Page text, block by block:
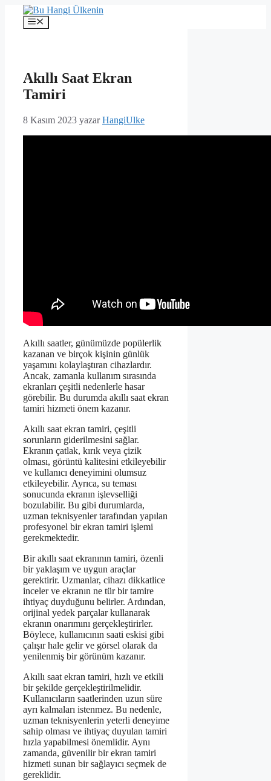
İçeriğe
Menü
Akıllı Saat Ekran
Tamiri
8 Kasım 2023 yazarHangiUlke
Akıllı saatler, günümüzde popülerlik
kazanan ve birçok kişinin günlük
yaşamını kolaylaştıran cihazlardır.
Ancak, zamanla kullanım sırasında
ekranları çeşitli nedenlerle hasar
görebilir. Bu durumda akıllı saat ekran
tamiri hizmeti önem kazanır.
Akıllı saat ekran tamiri, çeşitli
sorunların giderilmesini sağlar.
Ekranın çatlak, kırık veya çizik
olması, görüntü kalitesini etkileyebilir
ve kullanıcı deneyimini olumsuz
etkileyebilir. Ayrıca, su teması
sonucunda ekranın işlevselliği
bozulabilir. Bu gibi durumlarda,
uzman teknisyenler tarafından yapılan
profesyonel bir ekran tamiri işlemi
gerekmektedir.
Bir akıllı saat ekranının tamiri, özenli
bir yaklaşım ve uygun araçlar
gerektirir. Uzmanlar, cihazı dikkatlice
inceler ve ekranın ne tür bir tamire
ihtiyaç duyduğunu belirler. Ardından,
orijinal yedek parçalar kullanarak
ekranın onarımını gerçekleştirirler.
Böylece, kullanıcının saati eskisi gibi
çalışır hale gelir ve görsel olarak da
yenilenmiş bir görünüm kazanır.
Akıllı saat ekran tamiri, hızlı ve etkili
bir şekilde gerçekleştirilmelidir.
Kullanıcıların saatlerinden uzun süre
ayrı kalmaları istenmez. Bu nedenle,
uzman teknisyenlerin yeterli deneyime
sahip olması ve ihtiyaç duyulan tamiri
hızla yapabilmesi önemlidir. Aynı
zamanda, güvenilir bir ekran tamiri
hizmeti sunan bir sağlayıcı seçmek de
gereklidir.